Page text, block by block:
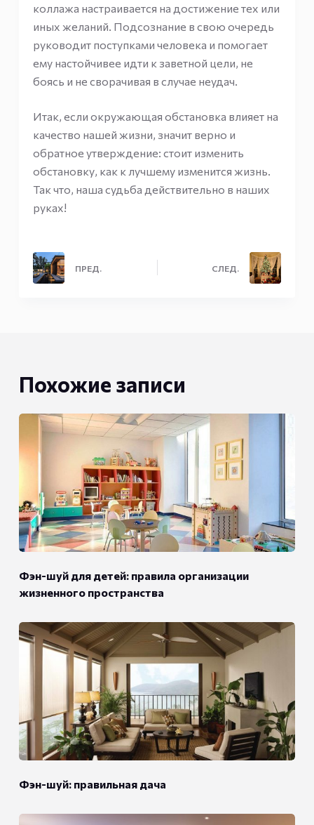
коллажа настраивается на достижение тех или
иных желаний. Подсознание в свою очередь
руководит поступками человека и помогает
ему настойчивее идти к заветной цели, не
боясь и не сворачивая в случае неудач.
Итак, если окружающая обстановка влияет на
качество нашей жизни, значит верно и
обратное утверждение: стоит изменить
обстановку, как к лучшему изменится жизнь.
Так что, наша судьба действительно в наших
руках!
ПРЕД. СЛЕД.
Похожие записи
Фэн-шуй для детей: правила организации
жизненного пространства
Фэн-шуй: правильная дача